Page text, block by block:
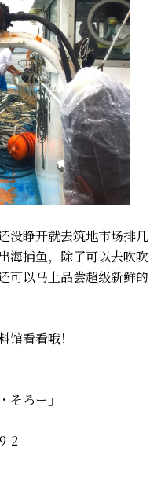
没睁开就去筑地市场排几
海捕鱼，除了可以去吹吹
可以马上品尝超级新鲜的
看看哦！
ろー」
2